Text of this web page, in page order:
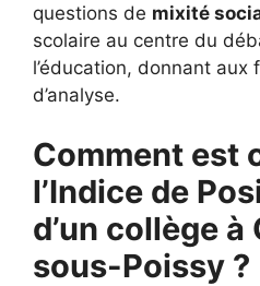
questions de mixité
scolaire au centre du
l’éducation, donnant aux
d’analyse.
Comment est
l’Indice de
d’un collège
sous-Poissy ?